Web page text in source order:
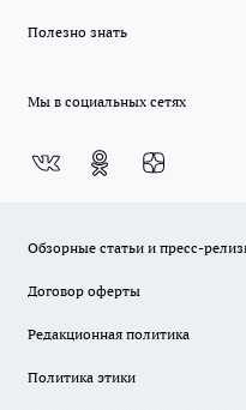
Полезно знать
Мы в социальных сетях
Обзорные статьи и пресс-
Договор оферты
Редакционная политика
Политика этики